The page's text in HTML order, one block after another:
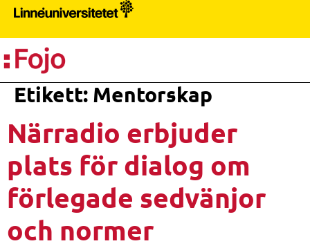
Etikett: Mentorskap
Närradio erbjuder
plats för dialog om
förlegade sedvänjor
och normer